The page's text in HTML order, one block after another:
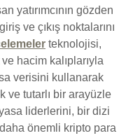
yatırımcının gözden
ve çıkış noktalarını
teknolojisi,
hacim kalıplarıyla
verisini kullanarak
ve tutarlı bir arayüzle
liderlerini, bir dizi
önemli kripto para